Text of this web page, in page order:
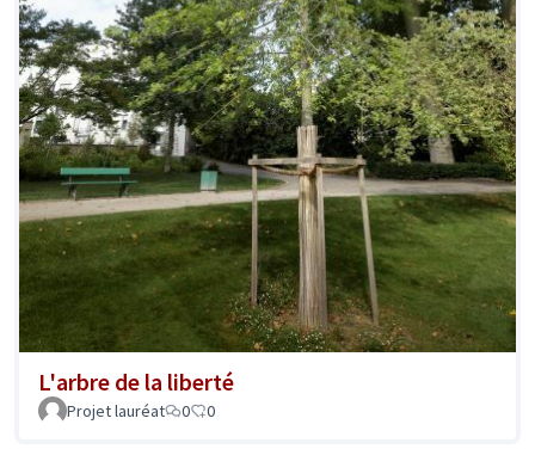
L'arbre de la liberté
Projet lauréat 0 0